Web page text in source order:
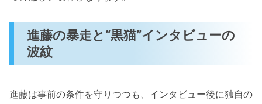
進藤の暴走と“黒猫”インタビューの
波紋
進藤は事前の条件を守りつつも、インタビュー後に独自の